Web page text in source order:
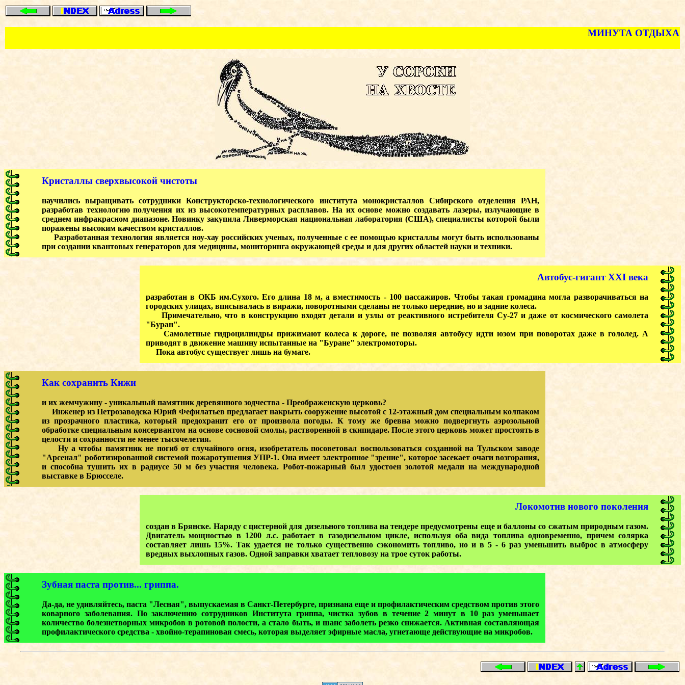
МИНУТА ОТДЫХА
Кристаллы сверхвысокой чистоты
научились выращивать сотрудники Конструкторско-технологического института монокристаллов Сибирского отделения РАН,
разработав технологию получения их из высокотемпературных расплавов. На их основе можно создавать лазеры, излучающие в
среднем инфракрасном диапазоне. Новинку закупила Ливерморская национальная лаборатория (США), специалисты которой были
поражены высоким качеством кристаллов.
Разработанная технология является ноу-хау российских ученых, полученные с ее помощью кристаллы могут быть использованы
при создании квантовых генераторов для медицины, мониторинга окружающей среды и для других областей науки и техники.
Автобус-гигант XXI века
разработан в ОКБ им.Сухого. Его длина 18 м, а вместимость - 100 пассажиров. Чтобы такая громадина могла разворачиваться на
городских улицах, вписывалась в виражи, поворотными сделаны не только передние, но и задние колеса.
Примечательно, что в конструкцию входят детали и узлы от реактивного истребителя Су-27 и даже от космического самолета
"Буран".
Самолетные гидроцилиндры прижимают колеса к дороге, не позволяя автобусу идти юзом при поворотах даже в гололед. А
приводят в движение машину испытанные на "Буране" электромоторы.
Пока автобус существует лишь на бумаге.
Как сохранить Кижи
и их жемчужину - уникальный памятник деревянного зодчества - Преображенскую церковь?
Инженер из Петрозаводска Юрий Фефилатьев предлагает накрыть сооружение высотой с 12-этажный дом специальным колпаком
из прозрачного пластика, который предохранит его от произвола погоды. К тому же бревна можно подвергнуть аэрозольной
обработке специальным консервантом на основе сосновой смолы, растворенной в скипидаре. После этого церковь может простоять в
целости и сохранности не менее тысячелетия.
Ну а чтобы памятник не погиб от случайного огня, изобретатель посоветовал воспользоваться созданной на Тульском заводе
"Арсенал" роботизированной системой пожаротушения УПР-1. Она имеет электронное "зрение", которое засекает очаги возгорания,
и способна тушить их в радиусе 50 м без участия человека. Робот-пожарный был удостоен золотой медали на международной
выставке в Брюсселе.
Локомотив нового поколения
создан в Брянске. Наряду с цистерной для дизельного топлива на тендере предусмотрены еще и баллоны со сжатым природным газом.
Двигатель мощностью в 1200 л.с. работает в газодизельном цикле, используя оба вида топлива одновременно, причем солярка
составляет лишь 15%. Так удается не только существенно сэкономить топливо, но и в 5 - 6 раз уменьшить выброс в атмосферу
вредных выхлопных газов. Одной заправки хватает тепловозу на трое суток работы.
Зубная паста против... гриппа.
Да-да, не удивляйтесь, паста "Лесная", выпускаемая в Санкт-Петербурге, признана еще и профилактическим средством против этого
коварного заболевания. По заключению сотрудников Института гриппа, чистка зубов в течение 2 минут в 10 раз уменьшает
количество болезнетворных микробов в ротовой полости, а стало быть, и шанс заболеть резко снижается. Активная составляющая
профилактического средства - хвойно-терапиновая смесь, которая выделяет эфирные масла, угнетающе действующие на микробов.